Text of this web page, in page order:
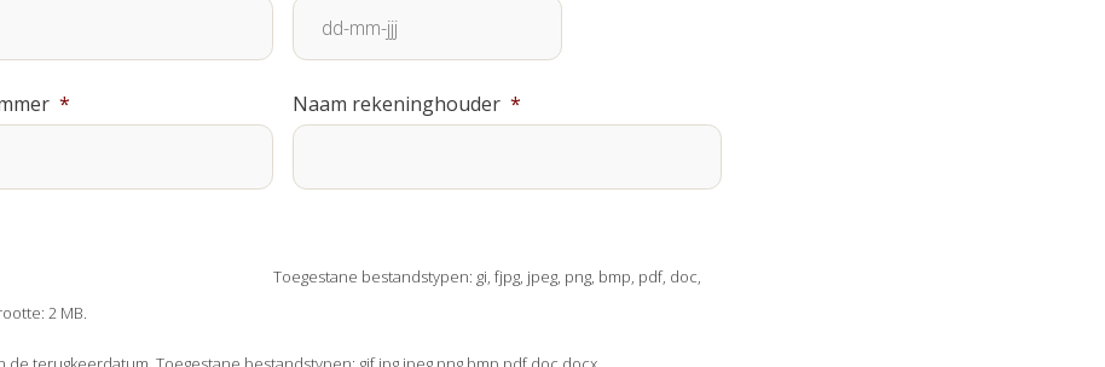
dash
dash
* Naam rekeninghouder *
Toegestane bestandstypen: gi, fjpg, jpeg, png, bmp, pdf, doc,
2 MB.